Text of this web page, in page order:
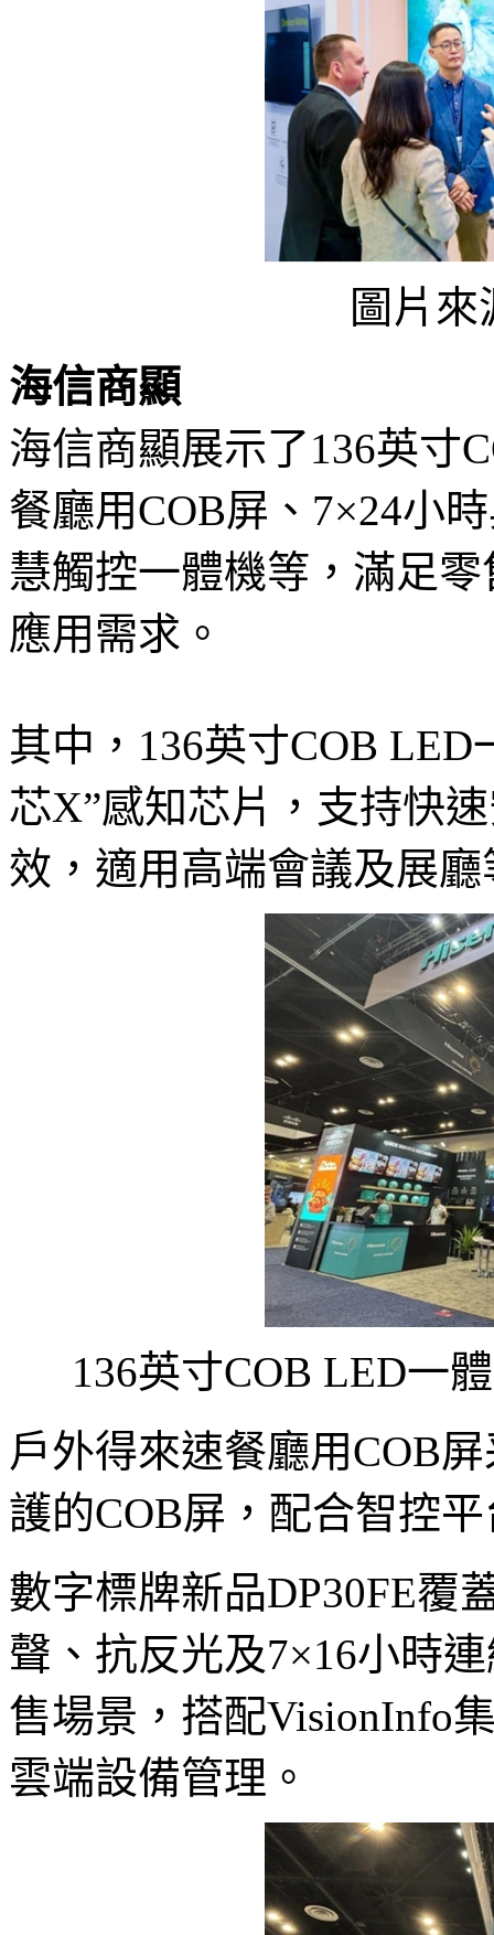
圖片
海信商顯
海信商顯展示了136英寸
餐廳用COB屏、7×24小
慧觸控一體機等，滿足
應用需求。
其中，136英寸COB
芯X”感知芯片，支持快
效，適用高端會議及展
136英寸COB LED一
戶外得來速餐廳用COB
護的COB屏，配合智控
數字標牌新品DP30FE覆
聲、抗反光及7×16小時
售場景，搭配VisionInfo
雲端設備管理。